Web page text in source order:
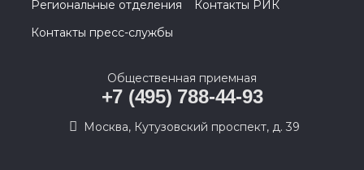
Региональные отделения
Контакты РИК
Контакты пресс-службы
Общественная приемная
+7 (495) 788-44-93
Москва, Кутузовский проспект, д. 39